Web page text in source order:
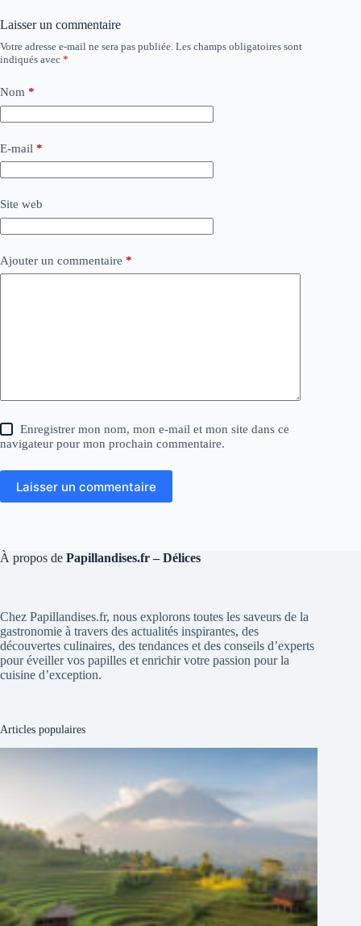
Laisser un commentaire
Votre adresse e-mail ne sera pas publiée. Les champs obligatoires sont
indiqués avec *
Nom *
E-mail *
Site web
Ajouter un commentaire *
Enregistrer mon nom, mon e-mail et mon site dans ce
navigateur pour mon prochain commentaire.
Laisser un commentaire
À propos de Papillandises.fr – Délices
Chez Papillandises.fr, nous explorons toutes les saveurs de la
gastronomie à travers des actualités inspirantes, des
découvertes culinaires, des tendances et des conseils d’experts
pour éveiller vos papilles et enrichir votre passion pour la
cuisine d’exception.
Articles populaires